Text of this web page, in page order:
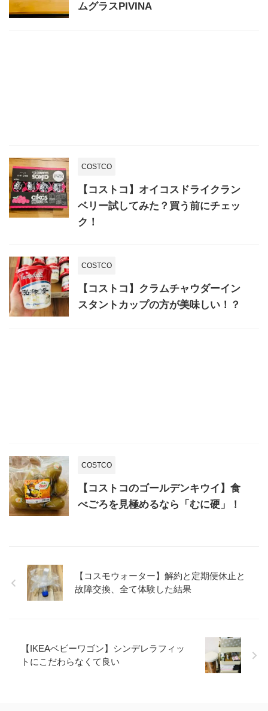
ムグラスPIVINA
COSTCO
【コストコ】オイコスドライクラン
ベリー試してみた？買う前にチェッ
ク！
COSTCO
【コストコ】クラムチャウダーイン
スタントカップの方が美味しい！？
COSTCO
【コストコのゴールデンキウイ】食
べごろを見極めるなら「むに硬」！
【コスモウォーター】解約と定期便休止と
故障交換、全て体験した結果
【IKEAベビーワゴン】シンデレラフィッ
トにこだわらなくて良い